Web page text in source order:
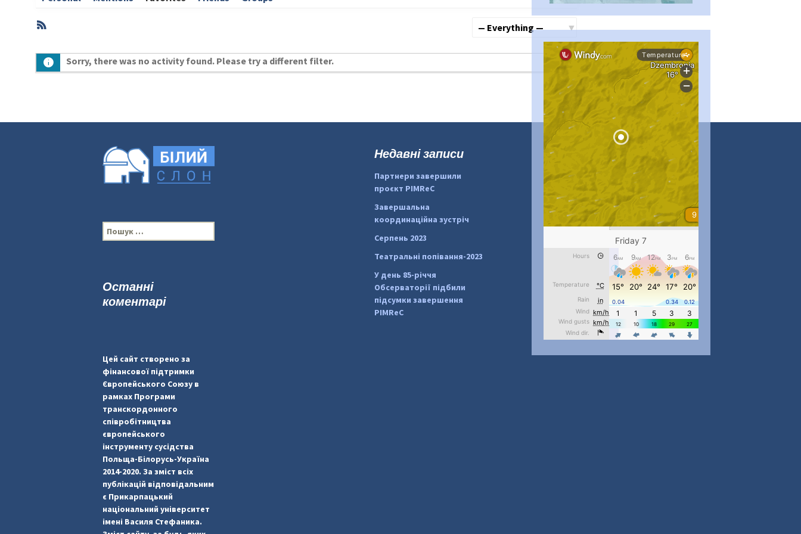
Activities
RSS
Sorry, there was no activity found. Please try a different filter.
#PipIvanToday...
pimrec_project
#PipIvanToday...
pimrec_project
П
о
:
Недавні записи
Партнери завершили
проєкт PIMReC
Завершальна
координаційна зустріч
Серпень 2023
Театральні попівання-2023
У день 85-річчя
Обсерваторії підбили
підсумки завершення
PIMReC
Останні
коментарі
Цей сайт створено за
фінансової підтримки
Європейського Союзу в
рамках Програми
транскордонного
співробітництва
європейського
інструменту сусідства
Польща-Білорусь-Україна
2014-2020. За зміст всіх
публікацій відповідальним
є Прикарпацький
національний університет
імені Василя Стефаника.